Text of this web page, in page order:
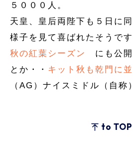
５０００人。
天皇、皇后両陛下も５日に
様子を見て喜ばれたそうです
秋の紅葉シーズン
にも公
とか・・ キット秋も乾門に
（AG）ナイスミドル（自
to TOP